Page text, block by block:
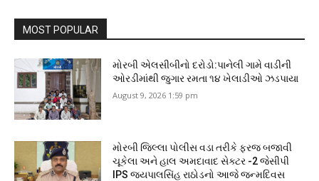
MOST POPULAR
મોરબી એલસીબીનો દરોડો:પાનેલી ગામે વાડીની
ઓરડીમાંથી જુગાર રમતા ૧૪ ખેલાડીઓ ઝડપાયા
August 9, 2026 1:59 pm
મોરબી જિલ્લા પોલીસ વડા તરીકે ફરજ બજાવી
ચૂકેલા અને હાલ અમદાવાદ સેક્ટર -2 જેસીપી
IPS જયપાલસિંહ રાઠોડનો આજે જન્મદિવસ